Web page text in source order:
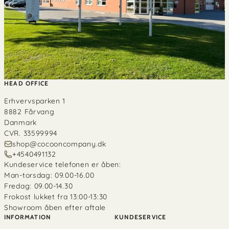
HEAD OFFICE
Erhvervsparken 1
8882 Fårvang
Danmark
CVR. 33599994
shop@cocooncompany.dk
+4540491132
Kundeservice telefonen er åben:
Man-torsdag: 09.00-16.00
Fredag: 09.00-14.30
Frokost lukket fra 13:00-13:30
Showroom åben efter aftale
INFORMATION KUNDESERVICE